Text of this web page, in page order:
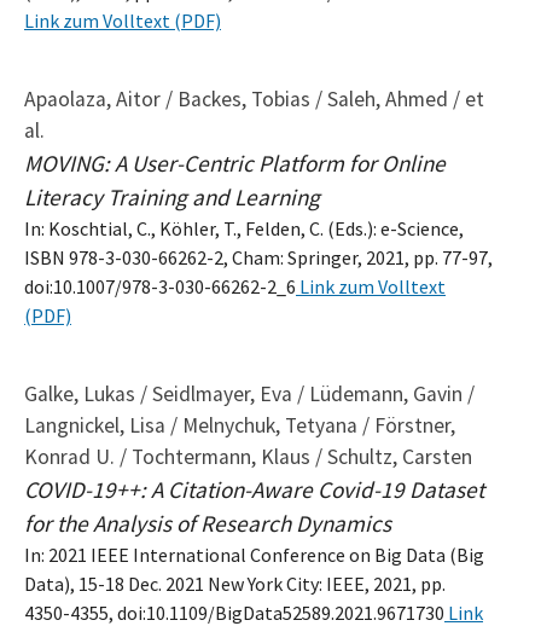
Link zum Volltext (PDF)
Apaolaza, Aitor / Backes, Tobias / Saleh, Ahmed / et
al.
MOVING: A User-Centric Platform for Online
Literacy Training and Learning
In: Koschtial, C., Köhler, T., Felden, C. (Eds.): e-Science,
ISBN 978-3-030-66262-2, Cham: Springer, 2021, pp. 77-97,
doi:10.1007/978-3-030-66262-2_6 Link zum Volltext
(PDF)
Galke, Lukas / Seidlmayer, Eva / Lüdemann, Gavin /
Langnickel, Lisa / Melnychuk, Tetyana / Förstner,
Konrad U. / Tochtermann, Klaus / Schultz, Carsten
COVID-19++: A Citation-Aware Covid-19 Dataset
for the Analysis of Research Dynamics
In: 2021 IEEE International Conference on Big Data (Big
Data), 15-18 Dec. 2021 New York City: IEEE, 2021, pp.
4350-4355, doi:10.1109/BigData52589.2021.9671730 Link